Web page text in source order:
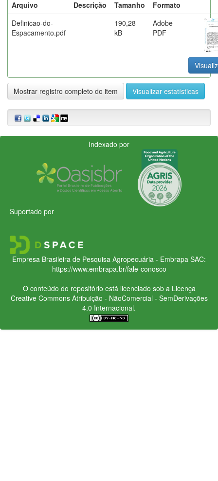
Arquivo
Descrição Tamanho
Formato
Definicao-do-
Espacamento.pdf
190,28
kB
Adobe
PDF
Mostrar registro completo do item Visualizar estatísticas
Indexado por
Suportado por
Empresa Brasileira de Pesquisa Agropecuária - Embrapa SAC:
https://www.embrapa.br/fale-conosco
O conteúdo do repositório está licenciado sob a Licença
Creative CommonsAtribuição - NãoComercial - SemDerivações
4.0 Internacional.